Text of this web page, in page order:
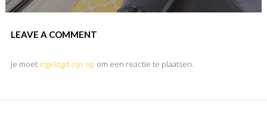
LEAVE A COMMENT
Je moet ingelogd zijn op om een reactie te plaatsen.